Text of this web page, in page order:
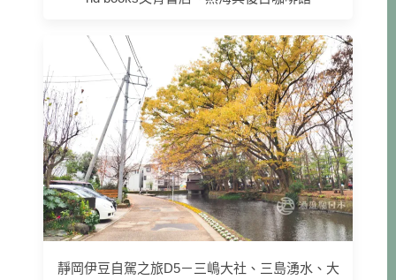
靜岡伊豆自駕之旅D5－三嶋大社、三島湧水、大